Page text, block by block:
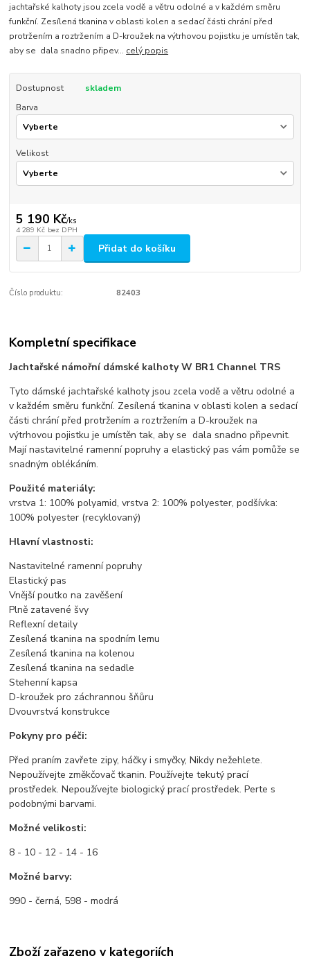
jachtařské kalhoty jsou zcela vodě a větru odolné a v každém směru
funkční. Zesílená tkanina v oblasti kolen a sedací části chrání před
protržením a roztržením a D-kroužek na výtrhovou pojistku je umístěn tak,
aby se dala snadno připev... celý popis
Dostupnost
skladem
Barva
Velikost
5 190 Kč/ks
4 289 Kč bez DPH
Přidat do košíku
Číslo produktu: 82403
Kompletní specifikace
Jachtařské námořní dámské kalhoty W BR1 Channel TRS
Tyto dámské jachtařské kalhoty jsou zcela vodě a větru odolné a
v každém směru funkční. Zesílená tkanina v oblasti kolen a sedací
části chrání před protržením a roztržením a D-kroužek na
výtrhovou pojistku je umístěn tak, aby se dala snadno připevnit.
Mají nastavitelné ramenní popruhy a elastický pas vám pomůže se
snadným oblékáním.
Použité materiály:
vrstva 1: 100% polyamid, vrstva 2: 100% polyester, podšívka:
100% polyester (recyklovaný)
Hlavní vlastnosti:
Nastavitelné ramenní popruhy
Elastický pas
Vnější poutko na zavěšení
Plně zatavené švy
Reflexní detaily
Zesílená tkanina na spodním lemu
Zesílená tkanina na kolenou
Zesílená tkanina na sedadle
Stehenní kapsa
D-kroužek pro záchrannou šňůru
Dvouvrstvá konstrukce
Pokyny pro péči:
Před praním zavřete zipy, háčky i smyčky, Nikdy nežehlete.
Nepoužívejte změkčovač tkanin. Používejte tekutý prací
prostředek. Nepoužívejte biologický prací prostředek. Perte s
podobnými barvami.
Možné velikosti:
8 - 10 - 12 - 14 - 16
Možné barvy:
990 - černá, 598 - modrá
Zboží zařazeno v kategoriích